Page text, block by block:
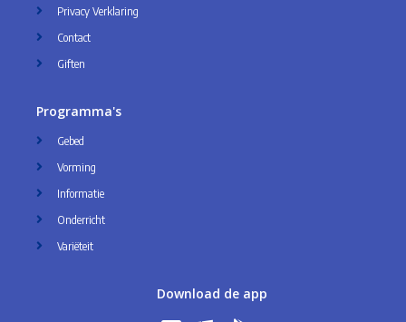
Privacy Verklaring
Contact
Giften
Programma's
Gebed
Vorming
Informatie
Onderricht
Variëteit
Download de app